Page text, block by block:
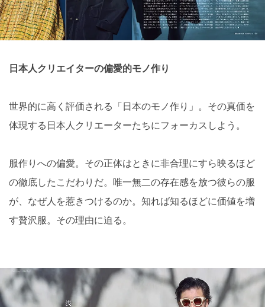
日本人クリエイターの偏愛的モノ作り
世界的に高く評価される「日本のモノ作り」。その真価を
体現する日本人クリエーターたちにフォーカスしよう。
服作りへの偏愛。その正体はときに非合理にすら映るほど
の徹底したこだわりだ。唯一無二の存在感を放つ彼らの服
が、なぜ人を惹きつけるのか。知れば知るほどに価値を増
す贅沢服。その理由に迫る。